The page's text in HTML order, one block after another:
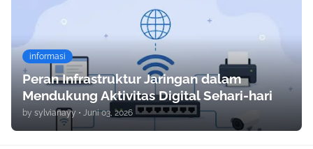
informasi
Peran Infrastruktur Jaringan dalam
Mendukung Aktivitas Digital Sehari-hari
by sylvianayy • Juni 03, 2026